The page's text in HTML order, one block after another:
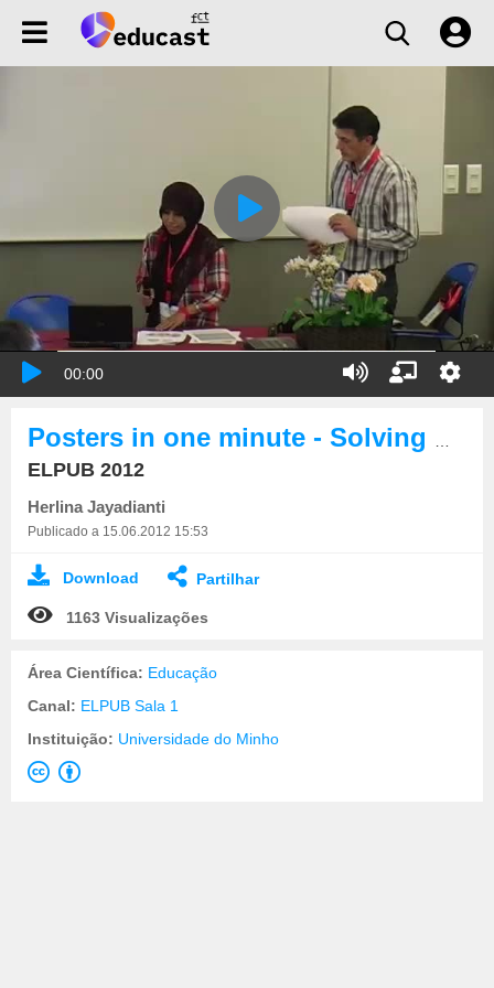
00:00
ELPUB 2012
Herlina Jayadianti
Publicado a 15.06.2012 15:53
Download Partilhar
1163 Visualizações
Área Científica: Educação
Canal: ELPUB Sala 1
Instituição: Universidade do Minho